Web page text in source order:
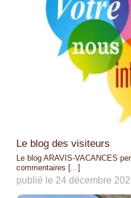
Le blog des visiteurs
Le blog ARAVIS-VACANCES
commentaires [...]
publié le 24 décembre